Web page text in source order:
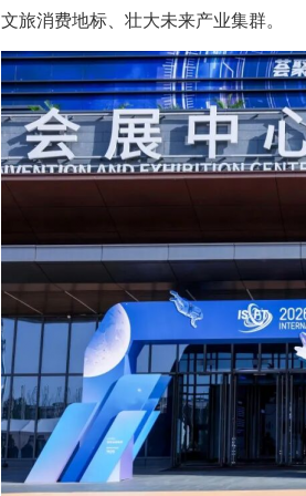
文旅消费地标、壮大未来产业集群。